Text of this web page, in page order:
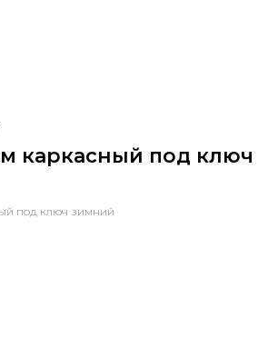
каркасный под ключ
под ключ зимний